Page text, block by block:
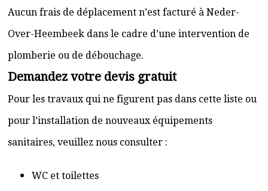
Aucun frais de déplacement n’est facturé à Neder-
Over-Heembeek dans le cadre d’une intervention de
plomberie ou de débouchage.
Demandez votre devis gratuit
Pour les travaux qui ne figurent pas dans cette liste ou
pour l’installation de nouveaux équipements
sanitaires, veuillez nous consulter :
WC et toilettes